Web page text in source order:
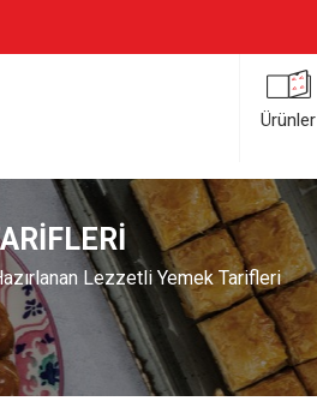
Ürünler
Lezzetli Yemek Tarifleri